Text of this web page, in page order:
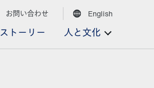
ストーリー 人と文化
お問い合わせ English